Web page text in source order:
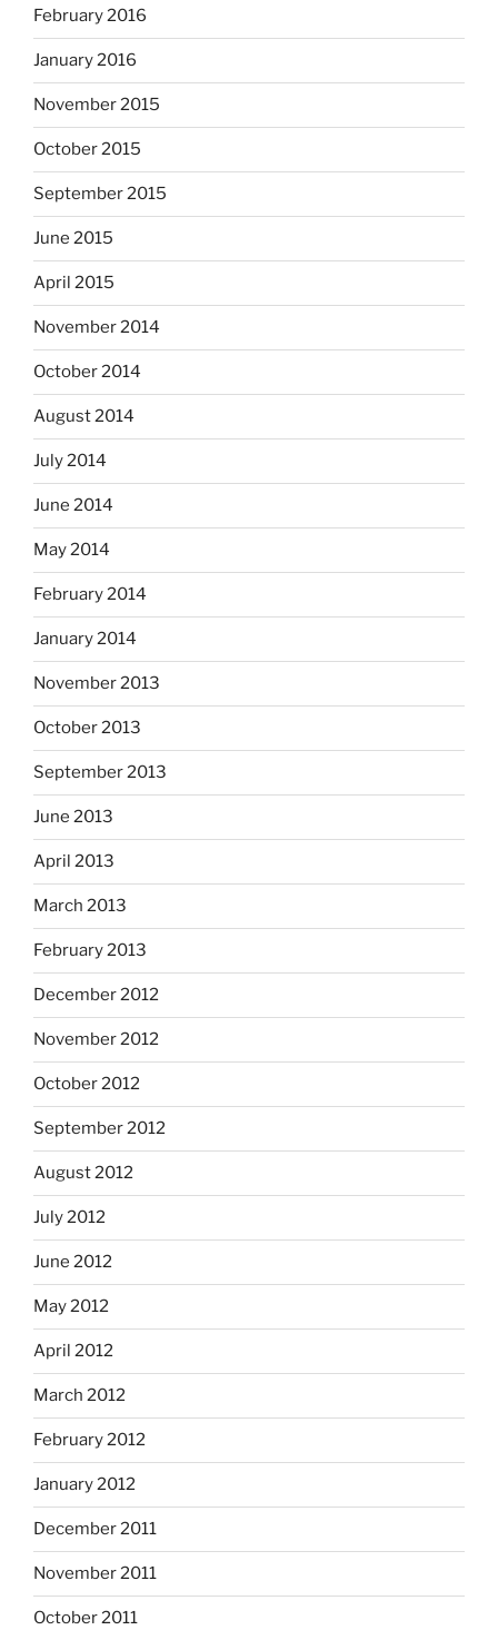
February 2016
January 2016
November 2015
October 2015
September 2015
June 2015
April 2015
November 2014
October 2014
August 2014
July 2014
June 2014
May 2014
February 2014
January 2014
November 2013
October 2013
September 2013
June 2013
April 2013
March 2013
February 2013
December 2012
November 2012
October 2012
September 2012
August 2012
July 2012
June 2012
May 2012
April 2012
March 2012
February 2012
January 2012
December 2011
November 2011
October 2011